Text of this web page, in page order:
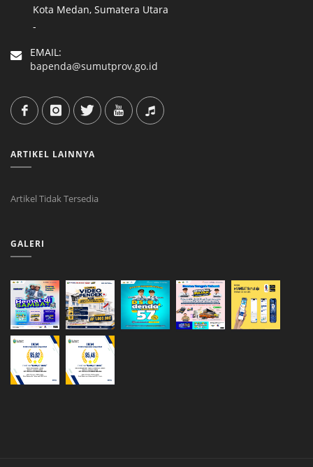
Kota Medan, Sumatera Utara
-
EMAIL:
bapenda@sumutprov.go.id
ARTIKEL LAINNYA
Artikel Tidak Tersedia
GALERI